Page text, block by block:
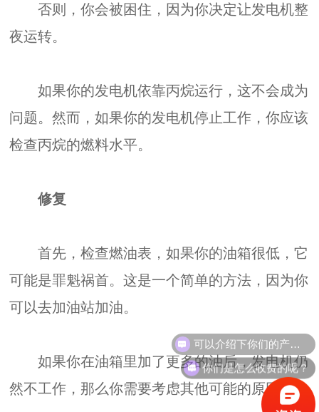
否则，你会被困住，因为你决定让发电机整
夜运转。
如果你的发电机依靠丙烷运行，这不会成为
问题。然而，如果你的发电机停止工作，你应该
检查丙烷的燃料水平。
修复
首先，检查燃油表，如果你的油箱很低，它
可能是罪魁祸首。这是一个简单的方法，因为你
可以去加油站加油。
如果你在油箱里加了更多的油后，发电机仍
然不工作，那么你需要考虑其他可能的原因。
你们是怎么收费的呢？